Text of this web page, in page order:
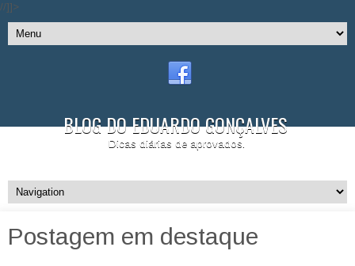
//]]>
BLOG DO EDUARDO GONÇALVES
Dicas diárias de aprovados.
Postagem em destaque